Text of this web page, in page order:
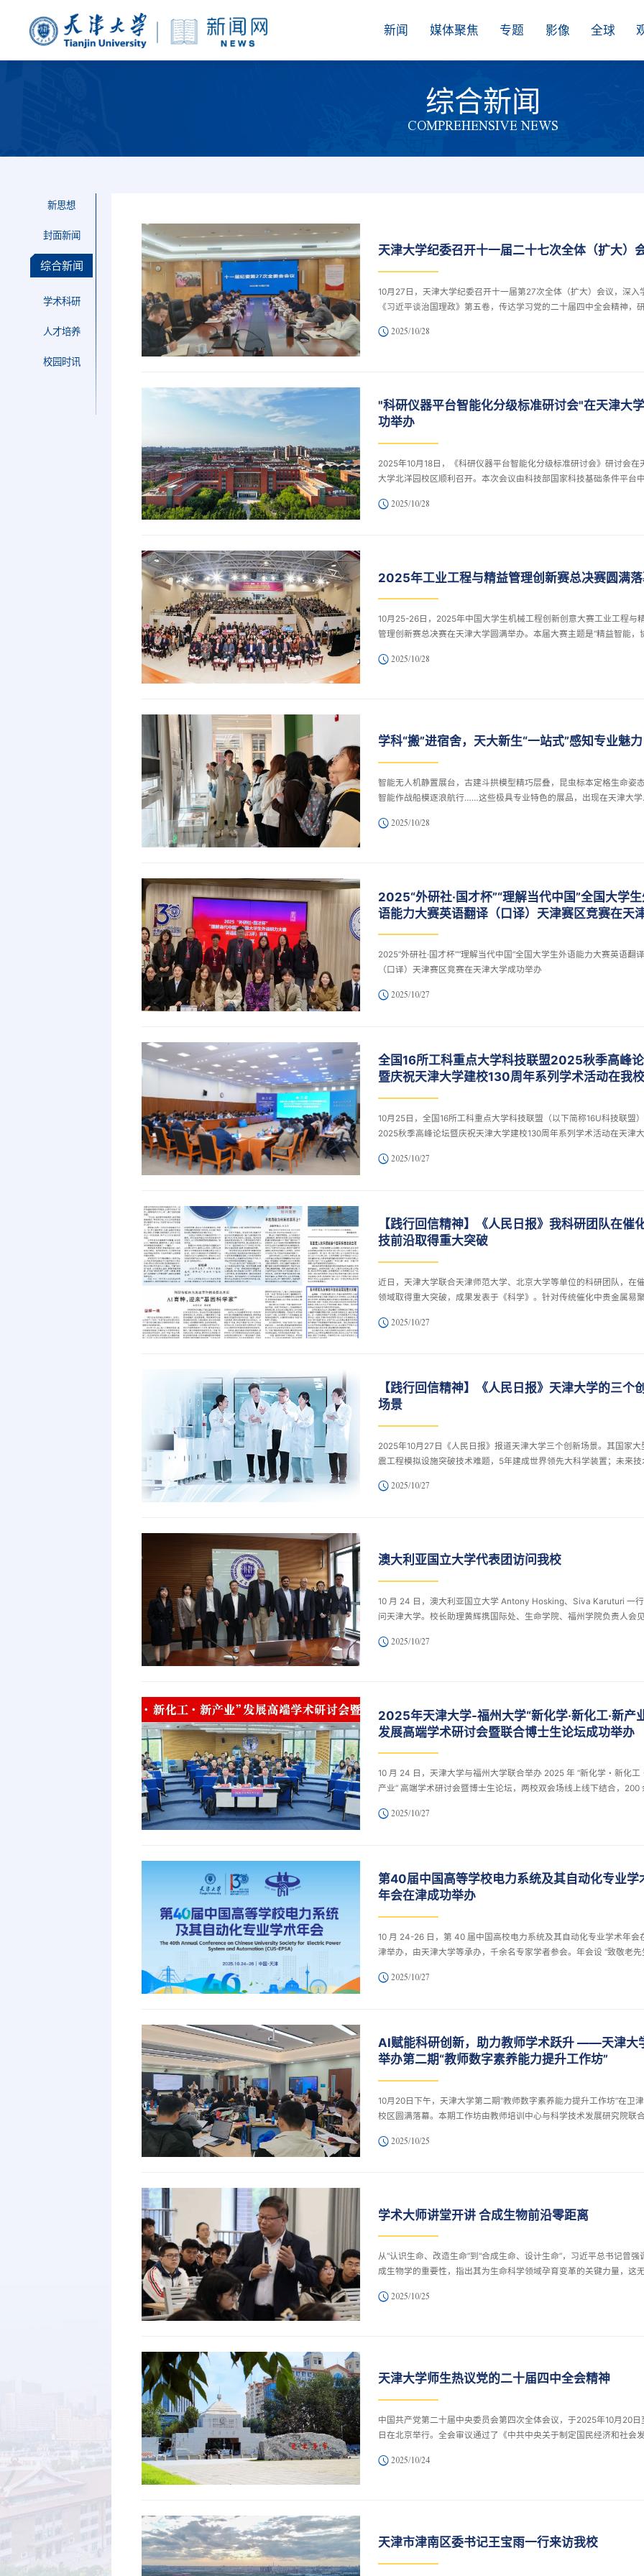
新闻 媒体聚焦 专题 影像 全球
综合新闻
COMPREHENSIVE NEWS
新思想
封面新闻
综合新闻
学术科研
人才培养
校园时讯
天津大学纪委召开十一届二十七次全体（扩大）
10月27日，天津大学纪委召开十一届第27次全体（扩大）会议，深入
《习近平谈治国理政》第五卷，传达学习党的二十届四中全会精神，
学校纪委委员参加会议，专职纪检监察干部、巡视干部列席会议。
2025/10/28
"科研仪器平台智能化分级标准研讨会"在天津大
功举办
2025年10月18日，《科研仪器平台智能化分级标准研讨会》研讨会在
大学北洋园校区顺利召开。本次会议由科技部国家科技基础条件平台
学化工学院承办。来自科技部国家科技基础条件平台中心、中国标准化
2025/10/28
2025年工业工程与精益管理创新赛总决赛圆满
10月25-26日，2025年中国大学生机械工程创新创意大赛工业工程与
管理创新赛总决赛在天津大学圆满举办。本届大赛主题是“精益智能，
械工程学会工业工程分会承办，管理科学与工程学会工业工程与管理分
2025/10/28
学科“搬”进宿舍，天大新生“一站式”感知专业魅力
智能无人机静置展台，古建斗拱模型精巧层叠，昆虫标本定格生命姿态
智能作战船模逐浪航行……这些极具专业特色的展品，出现在天津大学
知学科魅力。10月24日，“天津大学专业学科进社区”主题展（第一期）
2025/10/28
2025“外研社·国才杯”“理解当代中国”全国大学
语能力大赛英语翻译（口译）天津赛区竞赛在天
2025“外研社·国才杯”“理解当代中国”全国大学生外语能力大赛英语翻译
（口译）天津赛区竞赛在天津大学成功举办
2025/10/27
全国16所工科重点大学科技联盟2025秋季高峰
暨庆祝天津大学建校130周年系列学术活动在我
10月25日，全国16所工科重点大学科技联盟（以下简称16U科技联盟）
2025秋季高峰论坛暨庆祝天津大学建校130周年系列学术活动在天津
科技服务专家指导委员会执行副主任委员、教育部科学技术与信息化司
清华大学科研院院长...
2025/10/27
【践行回信精神】《人民日报》我科研团队在催
技前沿取得重大突破
近日，天津大学联合天津师范大学、北京大学等单位的科研团队，在
领域取得重大突破，成果发表于《科学》。针对传统催化中贵金属易
100%贵金属原子利用率。该技术在丙烷脱氢制丙烯中使贵金属用量减少
2025/10/27
【践行回信精神】《人民日报》天津大学的三个
场景
2025年10月27日《人民日报》报道天津大学三个创新场景。其国家大
震工程模拟设施突破技术难题，5年建成世界领先大科学装置；未来技
技术全国重点实验室在基因组合成等领域屡获突破，元英进团队实现
2025/10/27
澳大利亚国立大学代表团访问我校
10 月 24 日，澳大利亚国立大学 Antony Hosking、Siva Karuturi 一
问天津大学。校长助理黄辉携国际处、生命学院、福州学院负责人会
科研创新合作。Antony Hosking 感谢接待并介绍澳国立情况，双方深
2025/10/27
2025年天津大学-福州大学“新化学·新化工·新产
发展高端学术研讨会暨联合博士生论坛成功举办
10 月 24 日，天津大学与福州大学联合举办 2025 年 “新化学・新化工
产业” 高端学术研讨会暨博士生论坛，两校双会场线上线下结合，200
设产学研、国际学术交流及博士生报告环节，50 余名博士生汇报成果
2025/10/27
第40届中国高等学校电力系统及其自动化专业学
年会在津成功举办
10 月 24-26 日，第 40 届中国高校电力系统及其自动化专业学术年会
津举办，由天津大学等承办，千余名专家学者参会。年会设 “致敬老先
办学科规划研讨会等。会议展示最新成果，促进产学研融合，为我国新
2025/10/27
AI赋能科研创新，助力教师学术跃升 ——天津大
举办第二期“教师数字素养能力提升工作坊”
10月20日下午，天津大学第二期“教师数字素养能力提升工作坊”在卫
校区圆满落幕。本期工作坊由教师培训中心与科学技术发展研究院联
与。2025/10/25
学术大师讲堂开讲 合成生物前沿零距离
从“认识生命、改造生命”到“合成生命、设计生命”，习近平总书记曾强
成生物学的重要性，指出其为生命科学领域孕育变革的关键力量，这
成生物学研究的前沿阵地，天津大学合成生物与生物制造学院邀请全球
2025/10/25
天津大学师生热议党的二十届四中全会精神
中国共产党第二十届中央委员会第四次全体会议，于2025年10月20日
日在北京举行。全会审议通过了《中共中央关于制定国民经济和社会
全会精神。大家纷纷表示，要更加紧密地团结在以习近平同志为核心的
2025/10/24
天津市津南区委书记王宝雨一行来访我校